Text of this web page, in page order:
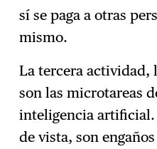
sí se paga a otras
mismo.
La tercera actividad,
son las microtareas
inteligencia
de vista, son